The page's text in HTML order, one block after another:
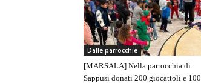
Dalle parrocchie
[MARSALA] Nella parrocchia di
Sappusi donati 200 giocattoli e 100